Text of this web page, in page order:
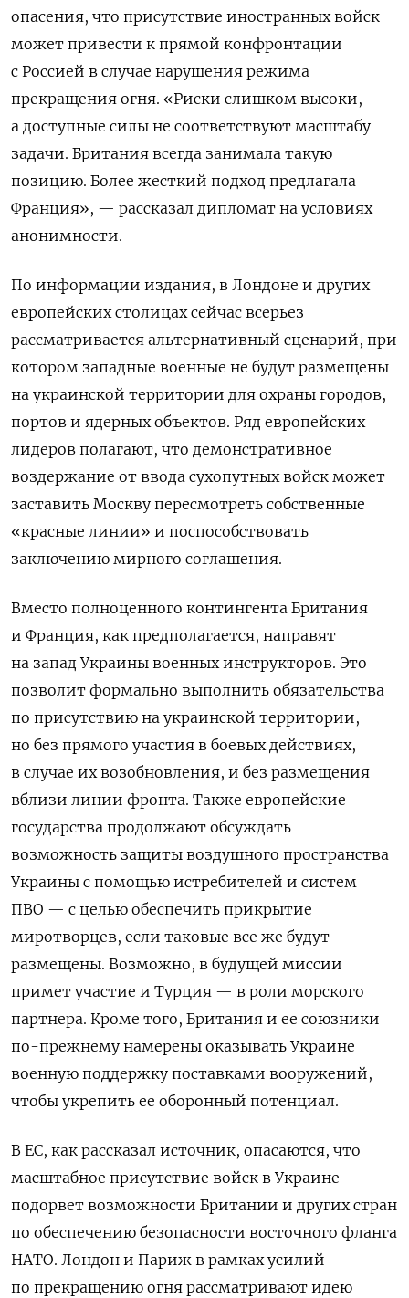
опасения, что присутствие иностранных войск
может привести к прямой конфронтации
с Россией в случае нарушения режима
прекращения огня. «Риски слишком высоки,
а доступные силы не соответствуют масштабу
задачи. Британия всегда занимала такую
позицию. Более жесткий подход предлагала
Франция», — рассказал дипломат на условиях
анонимности.
По информации издания, в Лондоне и других
европейских столицах сейчас всерьез
рассматривается альтернативный сценарий, при
котором западные военные не будут размещены
на украинской территории для охраны городов,
портов и ядерных объектов. Ряд европейских
лидеров полагают, что демонстративное
воздержание от ввода сухопутных войск может
заставить Москву пересмотреть собственные
«красные линии» и поспособствовать
заключению мирного соглашения.
Вместо полноценного контингента Британия
и Франция, как предполагается, направят
на запад Украины военных инструкторов. Это
позволит формально выполнить обязательства
по присутствию на украинской территории,
но без прямого участия в боевых действиях,
в случае их возобновления, и без размещения
вблизи линии фронта. Также европейские
государства продолжают обсуждать
возможность защиты воздушного пространства
Украины с помощью истребителей и систем
ПВО — с целью обеспечить прикрытие
миротворцев, если таковые все же будут
размещены. Возможно, в будущей миссии
примет участие и Турция — в роли морского
партнера. Кроме того, Британия и ее союзники
по-прежнему намерены оказывать Украине
военную поддержку поставками вооружений,
чтобы укрепить ее оборонный потенциал.
В ЕС, как рассказал источник, опасаются, что
масштабное присутствие войск в Украине
подорвет возможности Британии и других стран
по обеспечению безопасности восточного фланга
НАТО. Лондон и Париж в рамках усилий
по прекращению огня рассматривают идею